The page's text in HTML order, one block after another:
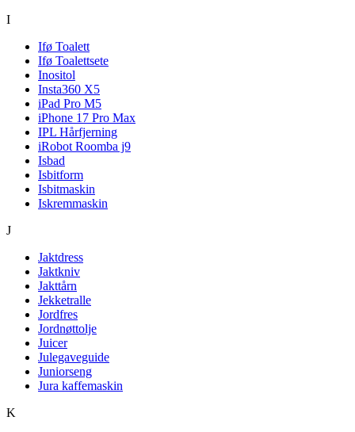
I
Ifø Toalett
Ifø Toalettsete
Inositol
Insta360 X5
iPad Pro M5
iPhone 17 Pro Max
IPL Hårfjerning
iRobot Roomba j9
Isbad
Isbitform
Isbitmaskin
Iskremmaskin
J
Jaktdress
Jaktkniv
Jakttårn
Jekketralle
Jordfres
Jordnøttolje
Juicer
Julegaveguide
Juniorseng
Jura kaffemaskin
K